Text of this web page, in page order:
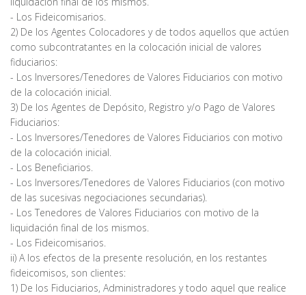
- Los Fideicomisarios.
2) De los Agentes Colocadores y de todos aquellos que actúen
como subcontratantes en la colocación inicial de valores
fiduciarios:
- Los Inversores/Tenedores de Valores Fiduciarios con motivo
de la colocación inicial.
3) De los Agentes de Depósito, Registro y/o Pago de Valores
Fiduciarios:
- Los Inversores/Tenedores de Valores Fiduciarios con motivo
de la colocación inicial.
- Los Beneficiarios.
- Los Inversores/Tenedores de Valores Fiduciarios (con motivo
de las sucesivas negociaciones secundarias).
- Los Tenedores de Valores Fiduciarios con motivo de la
liquidación final de los mismos.
- Los Fideicomisarios.
ii) A los efectos de la presente resolución, en los restantes
fideicomisos, son clientes:
1) De los Fiduciarios, Administradores y todo aquel que realice